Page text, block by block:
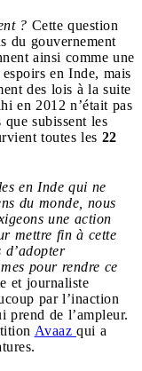
? Cette question
du gouvernement
ainsi comme une
en Inde, mais
des lois à la suite
en 2012 n’était pas
subissent les
toutes les 22
en Inde qui ne
du monde, nous
une action
mettre fin à cette
d’adopter
pour rendre ce
et journaliste
par l’inaction
prend de l’ampleur.
Avaaz qui a